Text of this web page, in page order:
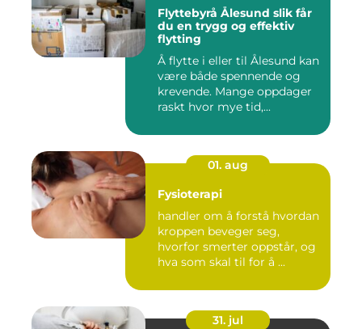
Flyttebyrå Ålesund slik får
du en trygg og effektiv
flytting
Å flytte i eller til Ålesund kan
være både spennende og
krevende. Mange oppdager
raskt hvor mye tid,...
01. aug
Fysioterapi
handler om å forstå hvordan
kroppen beveger seg,
hvorfor smerter oppstår, og
hva som skal til for å ...
31. jul